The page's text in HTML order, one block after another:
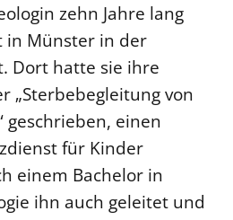
zehn Jahre lang
in Münster in der
Dort hatte sie ihre
„Sterbebegleitung von
geschrieben, einen
für Kinder
einem Bachelor in
ihn auch geleitet und